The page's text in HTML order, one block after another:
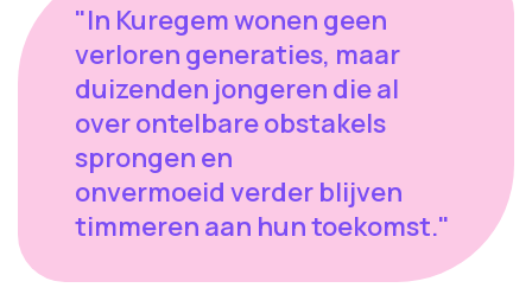
"In Kuregem wonen geen
verloren generaties, maar
duizenden jongeren die al
over ontelbare obstakels
sprongen en
onvermoeid verder blijven
timmeren aan hun toekomst."